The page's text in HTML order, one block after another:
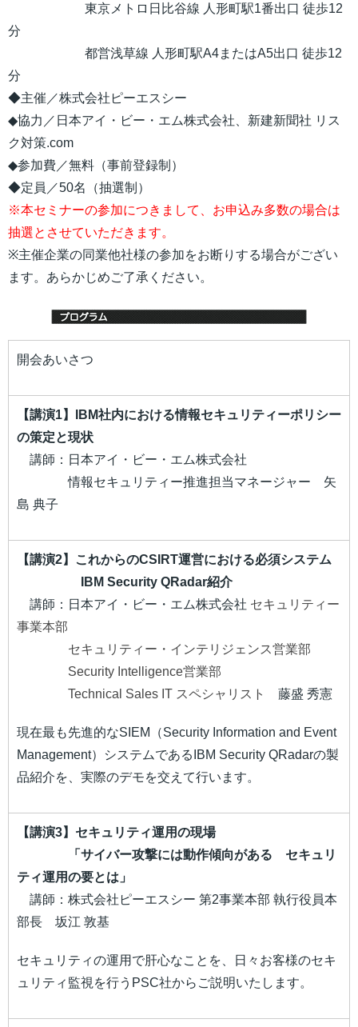
東京メトロ日比谷線 人形町駅1番出口 徒歩12
分
都営浅草線 人形町駅A4またはA5出口 徒歩12
分
◆主催／株式会社ピーエスシー
◆協力／日本アイ・ビー・エム株式会社、新建新聞社 リス
ク対策.com
◆参加費／無料（事前登録制）
◆定員／50名（抽選制）
※本セミナーの参加につきまして、お申込み多数の場合は
抽選とさせていただきます。
※主催企業の同業他社様の参加をお断りする場合がござい
ます。あらかじめご了承ください。
開会あいさつ
【講演1】IBM社内における情報セキュリティーポリシー
の策定と現状
講師： 日本アイ・ビー・エム株式会社
情報セキュリティー推進担当マネージャー 矢
島 典子
【講演2】これからのCSIRT運営における必須システム
IBM Security QRadar紹介
講師：日本アイ・ビー・エム株式会社 セキュリティー
事業本部
セキュリティー・インテリジェンス営業部
Security Intelligence営業部
Technical Sales IT スペシャリスト 藤盛 秀憲
現在最も先進的なSIEM（Security Information and Event
Management）システムであるIBM Security QRadarの製
品紹介を、実際のデモを交えて行います。
【講演3】セキュリティ運用の現場
「サイバー攻撃には動作傾向がある セキュリ
ティ運用の要とは」
講師：株式会社ピーエスシー 第2事業本部 執行役員本
部長 坂江 敦基
セキュリティの運用で肝心なことを、日々お客様のセキ
ュリティ監視を行うPSC社からご説明いたします。